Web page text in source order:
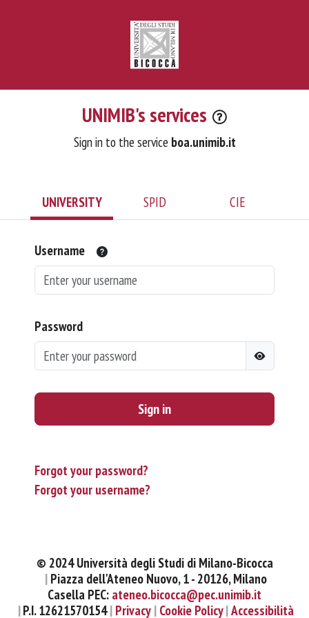
UNIMIB's services
Sign in to the service boa.unimib.it
UNIVERSITY SPID CIE
Username
Password
Sign in
Forgot your password?
Forgot your username?
© 2024 Università degli Studi di Milano-Bicocca
Piazza dell'Ateneo Nuovo, 1 - 20126, Milano
Casella PEC: ateneo.bicocca@pec.unimib.it
P.I. 12621570154 Privacy Cookie Policy Accessibilità